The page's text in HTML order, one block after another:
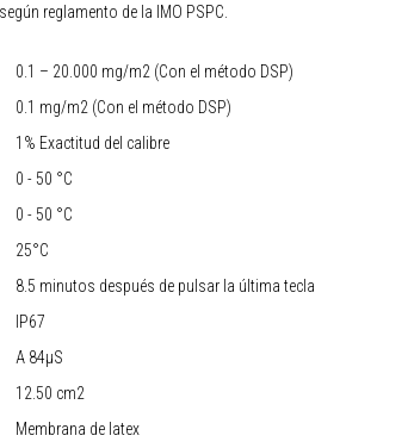
reglamento de la IMO PSPC.
0.1 – 20.000 mg/m2 (Con el método DSP)
0.1 mg/m2 (Con el método DSP)
1% Exactitud del calibre
0 - 50 °C
0 - 50 °C
25°C
8.5 minutos después de pulsar la última tecla
IP67
A 84µS
12.50 cm2
Membrana de latex